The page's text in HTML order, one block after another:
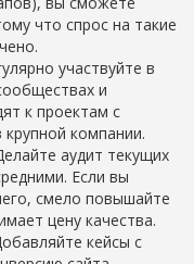
что спрос на такие
участвуйте в
и
к проектам с
компании.
аудит текущих
Если вы
смело повышайте
цену качества.
кейсы с